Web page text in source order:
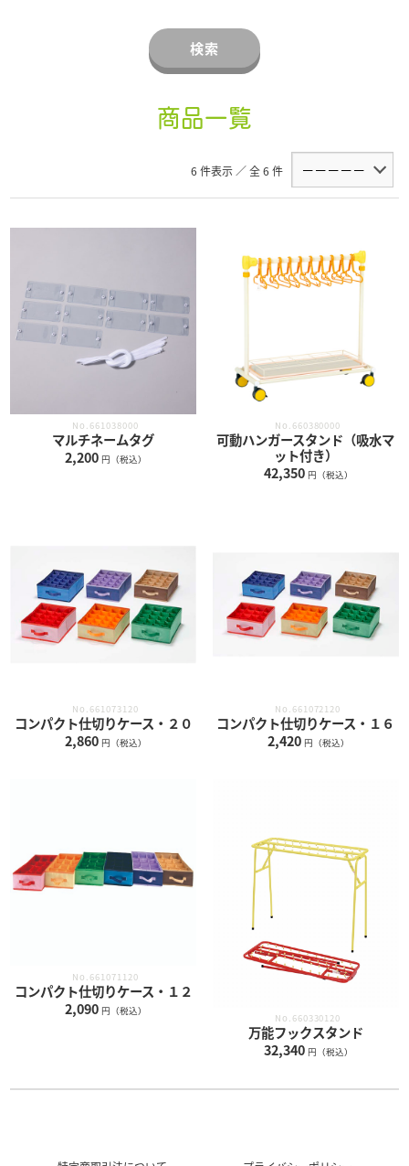
検索
商品一覧
6 件表示 ／ 全 6 件
No.661038000
マルチネームタグ
2,200 円（税込）
No.660380000
可動ハンガースタンド（吸水マ
ット付き）
42,350 円（税込）
No.661073120
コンパクト仕切りケース・２０
2,860 円（税込）
No.661072120
コンパクト仕切りケース・１６
2,420 円（税込）
No.661071120
コンパクト仕切りケース・１２
2,090 円（税込）
No.660330120
万能フックスタンド
32,340 円（税込）